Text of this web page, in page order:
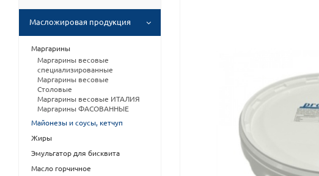
Масложировая продукция
Маргарины
Маргарины весовые
специализированные
Маргарины весовые
Столовые
Маргарины весовые ИТАЛИЯ
Маргарины ФАСОВАННЫЕ
Майонезы и соусы, кетчуп
Жиры
Эмульгатор для бисквита
Масло горчичное